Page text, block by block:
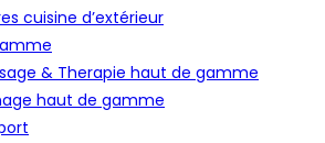
cuisine d’extérieur
& Therapie haut de gamme
haut de gamme